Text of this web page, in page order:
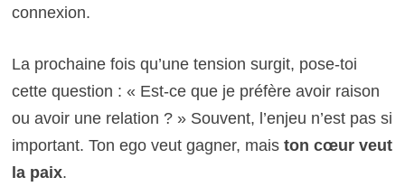
connexion.
La prochaine fois qu’une tension surgit, pose-toi
cette question : « Est-ce que je préfère avoir raison
ou avoir une relation ? » Souvent, l’enjeu n’est pas si
important. Ton ego veut gagner, mais ton cœur veut
la paix.